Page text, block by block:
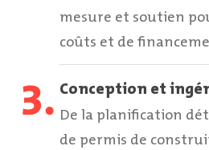
mesure et soutien
coûts et de
Conception et
De la planification
de permis de